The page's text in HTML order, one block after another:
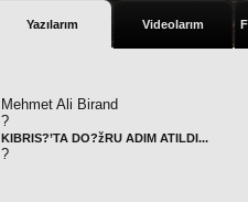
Yazılarım Videolarım
Mehmet Ali Birand
?
KIBRIS?’TA DO?žRU ADIM ATILDI...
?